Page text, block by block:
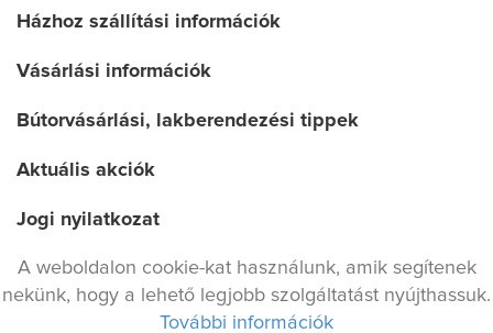
Házhoz szállítási információk
Vásárlási információk
Bútorvásárlási, lakberendezési tippek
Aktuális akciók
Jogi nyilatkozat
Adatvédelmi irányelv
A weboldalon cookie-kat használunk, amik segítenek
nekünk, hogy a lehető legjobb szolgáltatást nyújthassuk.
További információk